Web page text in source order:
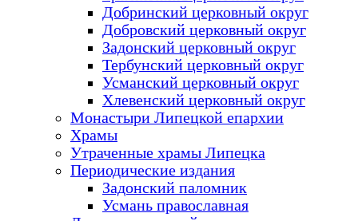
Добринский церковный округ
Добровский церковный округ
Задонский церковный округ
Тербунский церковный округ
Усманский церковный округ
Хлевенский церковный округ
Монастыри Липецкой епархии
Храмы
Утраченные храмы Липецка
Периодические издания
Задонский паломник
Усмань православная